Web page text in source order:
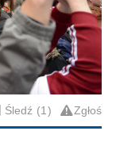
Śledź 1 Zgłoś